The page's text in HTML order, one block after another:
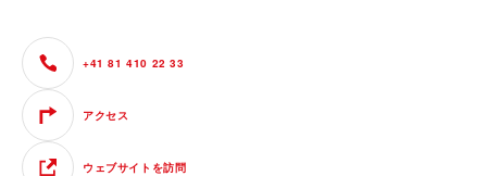
+41 81 410 22 33
アクセス
ウェブサイトを訪問